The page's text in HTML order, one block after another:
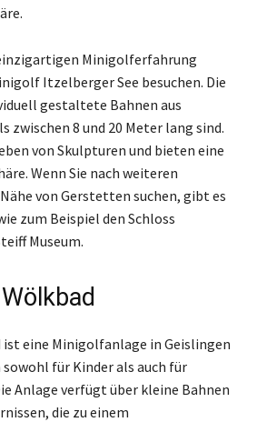
Minigolferfahrung
Itzelberger See besuchen. Die
gestaltete Bahnen aus
zwischen 8 und 20 Meter lang sind.
von Skulpturen und bieten eine
Wenn Sie nach weiteren
von Gerstetten suchen, gibt es
zum Beispiel den Schloss
Museum.
eine Minigolfanlage in Geislingen
sowohl für Kinder als auch für
Anlage verfügt über kleine Bahnen
die zu einem